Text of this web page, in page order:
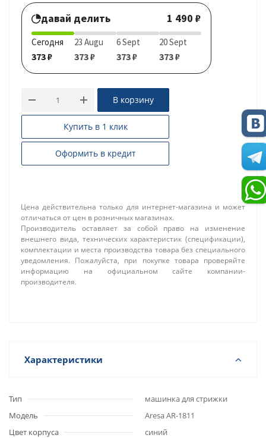
давай делить 1 490 ₽
Сегодня
373 ₽
23 Augu
373 ₽
6 Sept
373 ₽
20 Sept
373 ₽
В корзину
Купить в 1 клик
Оформить в кредит
Цена действительна только для интернет-магазина и может
отличаться от цен в розничных магазинах.
Производитель оставляет за собой право на изменение
внешнего вида, технических характеристик (спецификации),
комплектации и места производства товара без специального
уведомления. Пожалуйста, при покупке товара проверяйте
информацию на официальном сайте компании-
производителя.
Характеристики
Тип
машинка для стрижки
Модель
Aresa AR-1811
Цвет корпуса
синий